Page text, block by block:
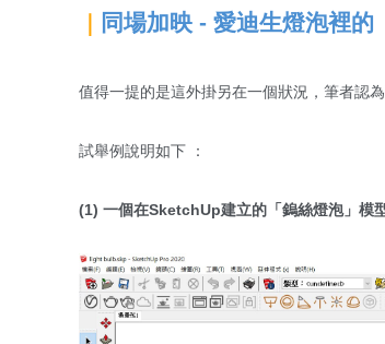
同場加映 - 愛迪生燈泡裡
值得一提的是這外掛另在一個狀況，筆者認為
試舉例說明如下 ：
(1) 一個在SketchUp建立的「鎢絲燈泡」模